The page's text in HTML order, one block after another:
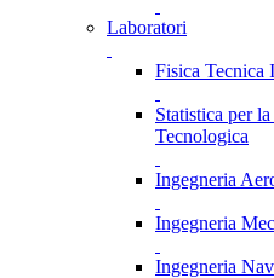
Laboratori
Fisica Tecnica
Statistica per
Tecnologica
Ingegneria
Ingegneria
Ingegneria